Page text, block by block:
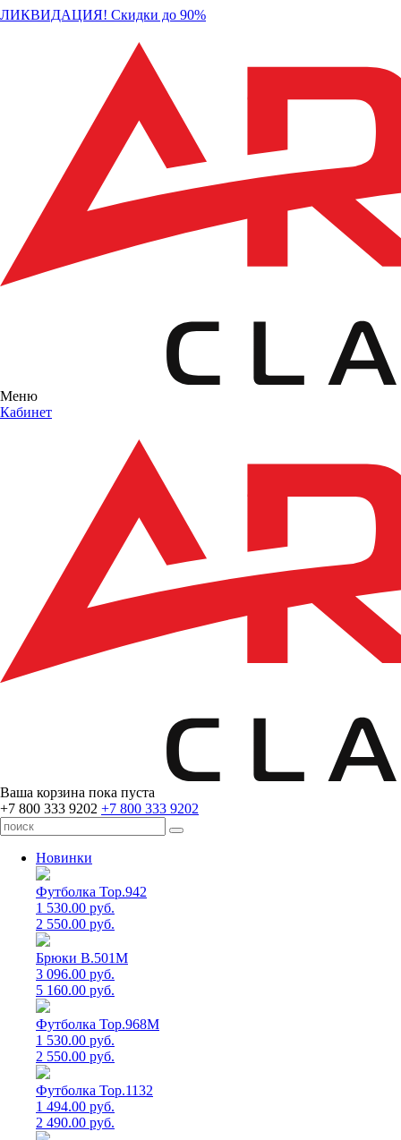
ЛИКВИДАЦИЯ! Скидки до 90%
Меню
Кабинет
Ваша корзина пока пуста
+7 800 333 9202 +7 800 333 9202
Новинки
Футболка Top.942
1 530.00 руб.
2 550.00 руб.
Брюки B.501M
3 096.00 руб.
5 160.00 руб.
Футболка Top.968M
1 530.00 руб.
2 550.00 руб.
Футболка Top.1132
1 494.00 руб.
2 490.00 руб.